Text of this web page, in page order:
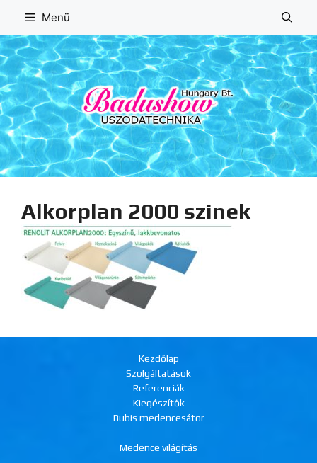
tartalomba
Menü
Alkorplan 2000 szinek
Kezdőlap
Szolgáltatások
Referenciák
Kiegészítők
Bubis medencesátor
Medence világítás